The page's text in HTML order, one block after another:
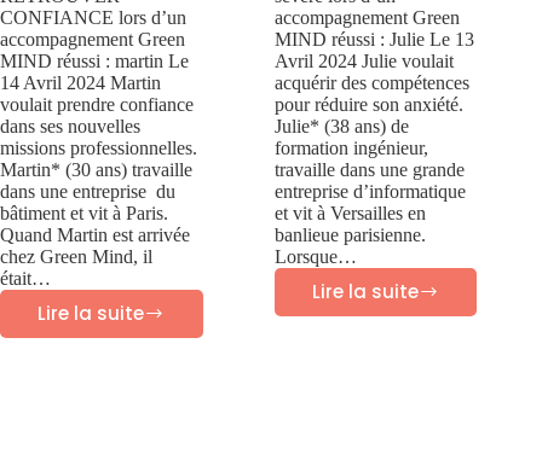
CONFIANCE lors d’un
accompagnement Green
MIND réussi : martin Le
14 Avril 2024 Martin
voulait prendre confiance
dans ses nouvelles
missions professionnelles.
Martin* (30 ans) travaille
dans une entreprise du
bâtiment et vit à Paris.
Quand Martin est arrivée
chez Green Mind, il
était…
Lire la suite
accompagnement Green
MIND réussi : Julie Le 13
Avril 2024 Julie voulait
acquérir des compétences
pour réduire son anxiété.
Julie* (38 ans) de
formation ingénieur,
travaille dans une grande
entreprise d’informatique
et vit à Versailles en
banlieue parisienne.
Lorsque…
Lire la suite